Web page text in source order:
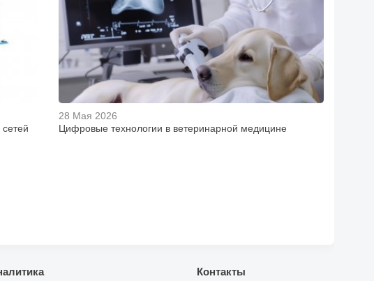
28 Мая 2026
Цифровые технологии в ветеринарной медицине
Контакты